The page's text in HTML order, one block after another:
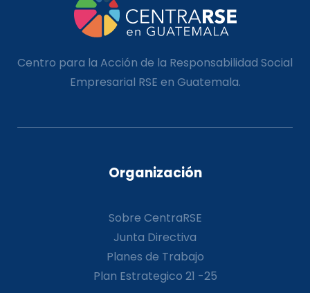
Centro para la Acción de la Responsabilidad Social
Empresarial RSE en Guatemala.
Organización
Sobre CentraRSE
Junta Directiva
Planes de Trabajo
Plan Estrategico 21 -25